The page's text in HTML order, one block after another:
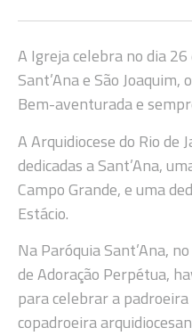
A Igreja celebra no dia
Sant’Ana e São Joaquim,
Bem-aventurada e
A Arquidiocese do Rio de
dedicadas a Sant’Ana,
Campo Grande, e uma
Estácio.
Na Paróquia Sant’Ana,
de Adoração Perpétua,
para celebrar a
copadroeira